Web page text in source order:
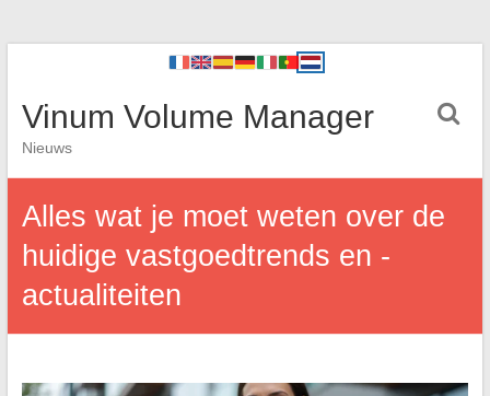
Vinum Volume Manager
Nieuws
Alles wat je moet weten over de
huidige vastgoedtrends en -
actualiteiten